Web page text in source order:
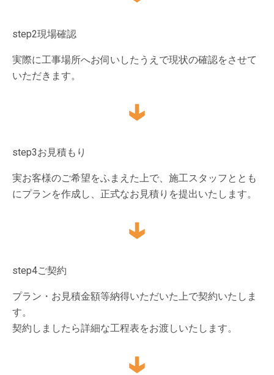
step2現場確認
実際に工事場所へお伺いしたうえで現状の確認をさせて
いただきます。
step3お見積もり
実お客様のご希望をふまえた上で、施工スタッフととも
にプランを作成し、正式なお見積りを提出いたします。
step4ご契約
プラン・お見積金額等納得いただいた上で契約いたしま
す。
契約しましたら詳細な工程表をお渡しいたします。